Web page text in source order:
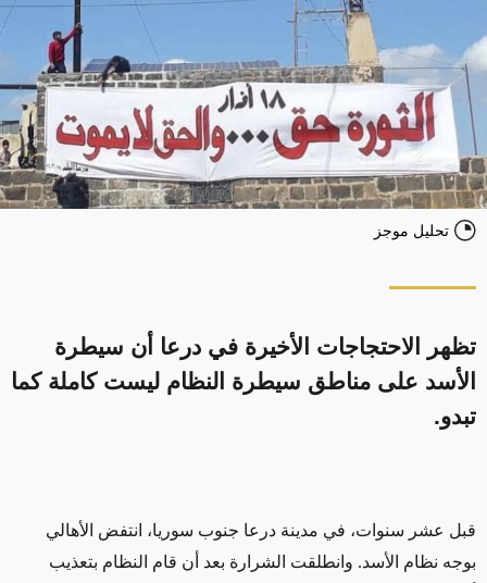
تحليل موجز
تظهر الاحتجاجات الأخيرة في درعا أن سيطرة
الأسد على مناطق سيطرة النظام ليست كاملة كما
تبدو.
قبل عشر سنوات، في مدينة درعا جنوب سوريا، انتفض الأهالي
بوجه نظام الأسد. وانطلقت الشرارة بعد أن قام النظام بتعذيب